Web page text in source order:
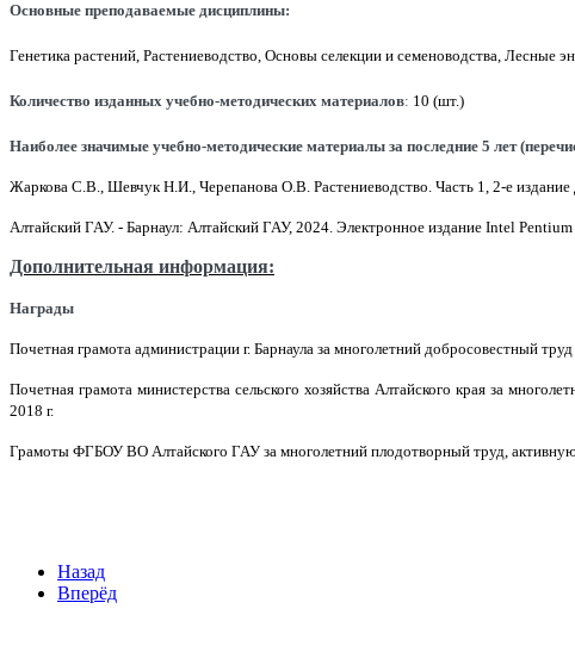
Основные преподаваемые дисциплины:
Генетика растений, Растениеводство, Основы селекции и семеноводства, Лесные
Количество изданных учебно-методических материалов: 10 (шт.)
Наиболее значимые учебно-методические материалы за последние 5 лет
Жаркова С.В., Шевчук Н.И., Черепанова О.В. Растениеводство. Часть 1, 2-е
Алтайский ГАУ. - Барнаул: Алтайский ГАУ, 2024. Электронное издание Intel Pentium
Дополнительная информация:
Награды
Почетная грамота администрации г. Барнаула за многолетний добросовестный
Почетная грамота министерства сельского хозяйства Алтайского края за
2018 г.
Грамоты ФГБОУ ВО Алтайского ГАУ за многолетний плодотворный труд,
Назад
Вперёд